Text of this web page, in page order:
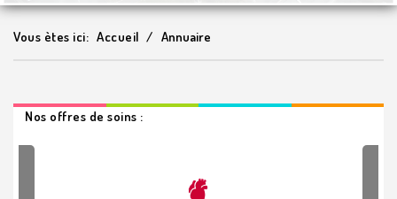
Vous ètes ici: Accueil Annuaire
Nos offres de soins :